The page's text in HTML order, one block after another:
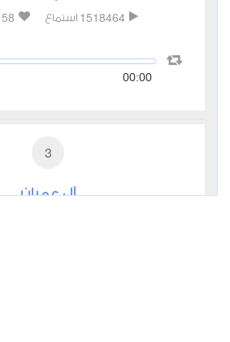
1518464 استماع 58
00:00
3
آل عمران